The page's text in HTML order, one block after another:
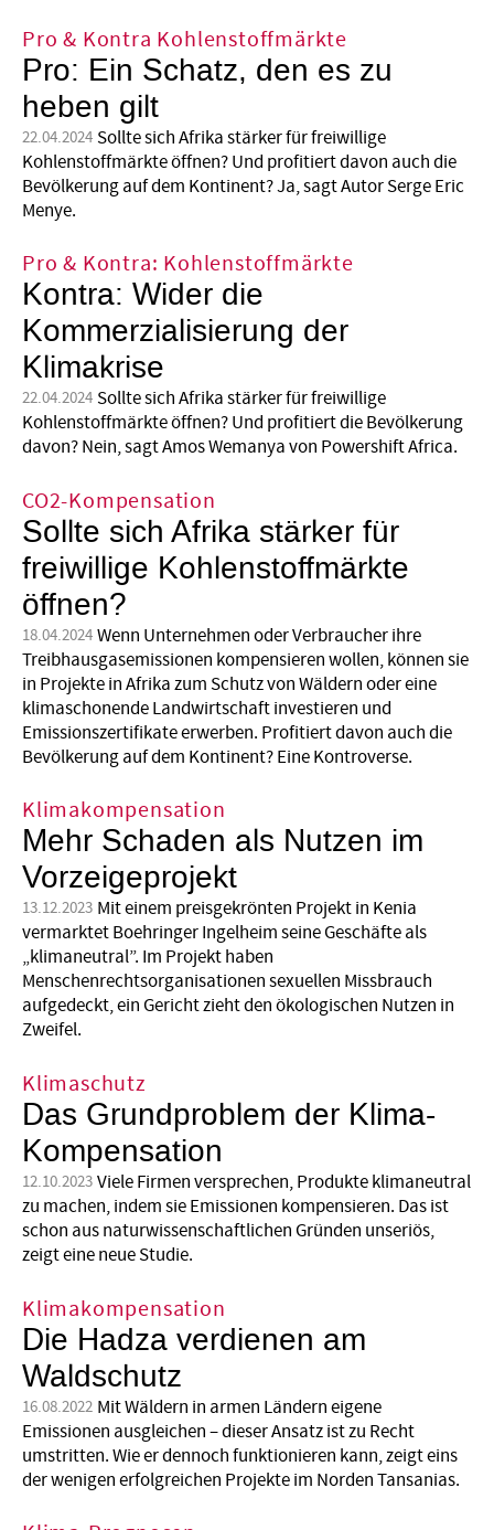
Pro & Kontra Kohlenstoffmärkte
Pro: Ein Schatz, den es zu
heben gilt
22.04.2024 Sollte sich Afrika stärker für freiwillige
Kohlenstoffmärkte öffnen? Und profitiert davon auch die
Bevölkerung auf dem Kontinent? Ja, sagt Autor Serge Eric
Menye.
Pro & Kontra: Kohlenstoffmärkte
Kontra: Wider die
Kommerzialisierung der
Klimakrise
22.04.2024 Sollte sich Afrika stärker für freiwillige
Kohlenstoffmärkte öffnen? Und profitiert die Bevölkerung
davon? Nein, sagt Amos Wemanya von Powershift Africa.
CO2-Kompensation
Sollte sich Afrika stärker für
freiwillige Kohlenstoffmärkte
öffnen?
18.04.2024 Wenn Unternehmen oder Verbraucher ihre
Treibhausgasemissionen kompensieren wollen, können sie
in Projekte in Afrika zum Schutz von Wäldern oder eine
klimaschonende Landwirtschaft investieren und
Emissionszertifikate erwerben. Profitiert davon auch die
Bevölkerung auf dem Kontinent? Eine Kontroverse.
Klimakompensation
Mehr Schaden als Nutzen im
Vorzeigeprojekt
13.12.2023 Mit einem preisgekrönten Projekt in Kenia
vermarktet Boehringer Ingelheim seine Geschäfte als
„klimaneutral”. Im Projekt haben
Menschenrechtsorganisationen sexuellen Missbrauch
aufgedeckt, ein Gericht zieht den ökologischen Nutzen in
Zweifel.
Klimaschutz
Das Grundproblem der Klima-
Kompensation
12.10.2023 Viele Firmen versprechen, Produkte klimaneutral
zu machen, indem sie Emissionen kompensieren. Das ist
schon aus naturwissenschaftlichen Gründen unseriös,
zeigt eine neue Studie.
Klimakompensation
Die Hadza verdienen am
Waldschutz
16.08.2022 Mit Wäldern in armen Ländern eigene
Emissionen ausgleichen – dieser Ansatz ist zu Recht
umstritten. Wie er dennoch funktionieren kann, zeigt eins
der wenigen erfolgreichen Projekte im Norden Tansanias.